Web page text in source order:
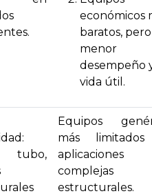
económicos
baratos,
menor
desempeño
vida útil.
tubo,
Equipos
más
aplicaciones
estructurales.